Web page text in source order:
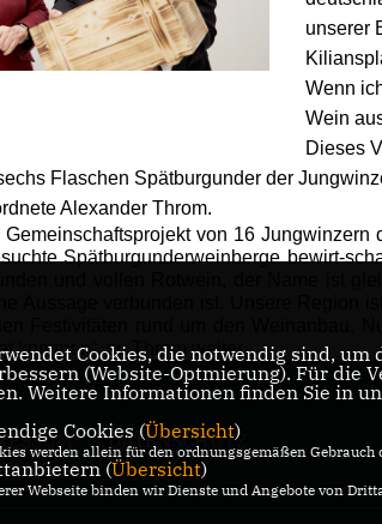
unserer
Wenn
Wein
Dieses
Flaschen Spätburgunder der
Alexander Throm.
von 16
Spätburgunderweinberge bewirt-
Festivitäten rund um den Weinanbau.
kommen“, so Throm weiter.
DATENSCHUTZ
Cookies, die notwendig sind,
(Website-Optmierung). Für
Weitere Informationen finden Sie in
Cookies (Übersicht)
werden allein für den ordnungsgemäßen Gebrauch
(Übersicht)
Webseite binden wir Dienste und Angebote von